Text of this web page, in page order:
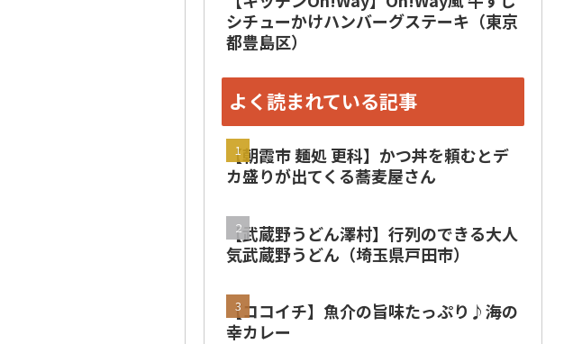
シチューかけハンバーグステーキ（東京
都豊島区）
よく読まれている記事
【朝霞市 麺処 更科】かつ丼を頼むとデ
カ盛りが出てくる蕎麦屋さん
【武蔵野うどん澤村】行列のできる大人
気武蔵野うどん（埼玉県戸田市）
【ココイチ】魚介の旨味たっぷり♪海の
幸カレー